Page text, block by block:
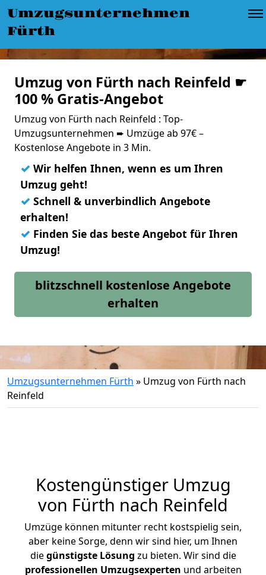
Umzugsunternehmen
Fürth
Umzug von Fürth nach Reinfeld ☛
100 % Gratis-Angebot
Umzug von Fürth nach Reinfeld : Top-
Umzugsunternehmen ➨ Umzüge ab 97€ –
Kostenlose Angebote in 3 Min.
✓ Wir helfen Ihnen, wenn es um Ihren
Umzug geht!
✓ Schnell & unverbindlich Angebote
erhalten!
✓ Finden Sie das beste Angebot für Ihren
Umzug!
blitzschnell kostenlose Angebote
erhalten
Umzugsunternehmen Fürth » Umzug von Fürth nach
Reinfeld
Kostengünstiger Umzug
von Fürth nach Reinfeld
Umzüge können mitunter recht kostspielig sein,
aber keine Sorge, denn wir sind hier, um Ihnen
diegünstigste Lösung zu bieten. Wir sind die
professionellen Umzugsexperten und arbeiten